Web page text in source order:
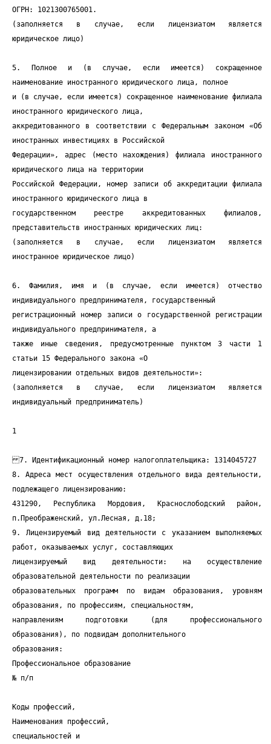
ОГРН: 1021300765001.
(заполняется в случае, если лицензиатом является
юридическое лицо)
5. Полное и (в случае, если имеется) сокращенное
наименование иностранного юридического лица, полное
и (в случае, если имеется) сокращенное наименование филиала
иностранного юридического лица,
аккредитованного в соответствии с Федеральным законом «Об
иностранных инвестициях в Российской
Федерации», адрес (место нахождения) филиала иностранного
юридического лица на территории
Российской Федерации, номер записи об аккредитации филиала
иностранного юридического лица в
государственном реестре аккредитованных филиалов,
представительств иностранных юридических лиц:
(заполняется в случае, если лицензиатом является
иностранное юридическое лицо)
6. Фамилия, имя и (в случае, если имеется) отчество
индивидуального предпринимателя, государственный
регистрационный номер записи о государственной регистрации
индивидуального предпринимателя, а
также иные сведения, предусмотренные пунктом 3 части 1
статьи 15 Федерального закона «О
лицензировании отдельных видов деятельности»:
(заполняется в случае, если лицензиатом является
индивидуальный предприниматель)
1
7. Идентификационный номер налогоплательщика: 1314045727
8. Адреса мест осуществления отдельного вида деятельности,
подлежащего лицензированию:
431290, Республика Мордовия, Краснослободский район,
п.Преображенский, ул.Лесная, д.18;
9. Лицензируемый вид деятельности с указанием выполняемых
работ, оказываемых услуг, составляющих
лицензируемый вид деятельности: на осуществление
образовательной деятельности по реализации
образовательных программ по видам образования, уровням
образования, по профессиям, специальностям,
направлениям подготовки (для профессионального
образования), по подвидам дополнительного
образования:
Профессиональное образование
№ п/п
Коды профессий,
Наименования профессий,
специальностей и